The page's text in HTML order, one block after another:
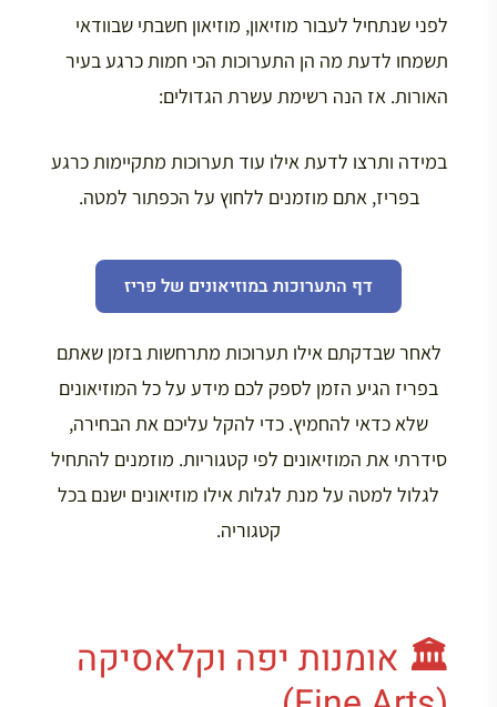
לפני שנתחיל לעבור מוזיאון, מוזיאון חשבתי שבוודאי
תשמחו לדעת מה הן התערוכות הכי חמות כרגע בעיר
האורות. אז הנה רשימת עשרת הגדולים:
במידה ותרצו לדעת אילו עוד תערוכות מתקיימות כרגע
בפריז, אתם מוזמנים ללחוץ על הכפתור למטה.
דף התערוכות במוזיאונים של פריז
לאחר שבדקתם אילו תערוכות מתרחשות בזמן שאתם
בפריז הגיע הזמן לספק לכם מידע על כל המוזיאונים
שלא כדאי להחמיץ. כדי להקל עליכם את הבחירה,
סידרתי את המוזיאונים לפי קטגוריות. מוזמנים להתחיל
לגלול למטה על מנת לגלות אילו מוזיאונים ישנם בכל
קטגוריה.
🏛️ אומנות יפה וקלאסיקה